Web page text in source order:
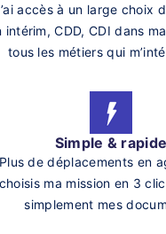
accès à un large choix
intérim, CDD, CDI dans
tous les métiers qui
Simple & rapide
Plus de déplacements en
choisis ma mission en 3
simplement mes